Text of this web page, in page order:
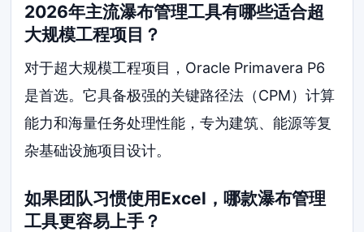
2026年主流瀑布管理工具有哪些适合超
大规模工程项目？
对于超大规模工程项目，Oracle Primavera P6
是首选。它具备极强的关键路径法（CPM）计算
能力和海量任务处理性能，专为建筑、能源等复
杂基础设施项目设计。
如果团队习惯使用Excel，哪款瀑布管理
工具更容易上手？